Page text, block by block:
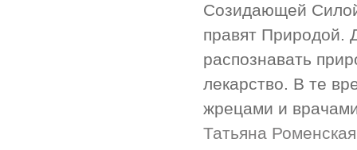
Созидающей
правят Природой.
распознавать
лекарство. В те
жрецами и
Татьяна Роменская